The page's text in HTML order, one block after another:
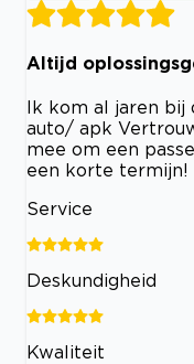
Altijd
Ik kom al jaren
auto/ apk
mee om een
een korte termijn!
Service
Deskundigheid
Kwaliteit